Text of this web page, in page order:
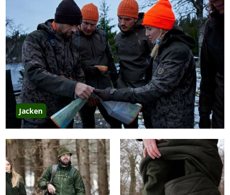
Typisch sind gefütterte Jagdjacken, Thermohosen, isolierende Westen,
Lodenbekleidung sowie wärmende Accessoires wie Mützen, Handschuhe oder
Ansitzschuhe. Viele Modelle verfügen überwind- und wasserdichte
Membranen, verlängerte Schnitte gegen Zugluft sowie atmungsaktive
Materialien für ein ausgeglichenes Körperklima. Geräuscharme Oberstoffe und
praxisgerechte Taschenlösungen machen Winterjagdbekleidung besonders für
anspruchsvolle Revierbedingungen geeignet. Für die aktive Jagd im Winter ist
Lodenbekleidungbesonders hervorzuheben, da Loden stark temperierend und
überragend atmungsaktiv ist, was für eindeutlich verbessertes Körperklima
sorgt.
Jacken